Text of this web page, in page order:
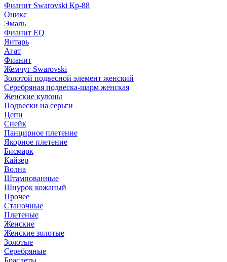
Фианит Swarovski Кр-88
Оникс
Эмаль
Фианит EQ
Янтарь
Агат
Фианит
Жемчуг Swarovski
Золотой подвесной элемент женcкий
Серебряная подвеска-шарм женская
Женские кулоны
Подвески на серьги
Цепи
Снейк
Панцирное плетение
Якорное плетение
Бисмарк
Кайзер
Волна
Штампованные
Шнурок кожаный
Прочее
Станочные
Плетеные
Женские
Женские золотые
Золотые
Серебряные
Браслеты